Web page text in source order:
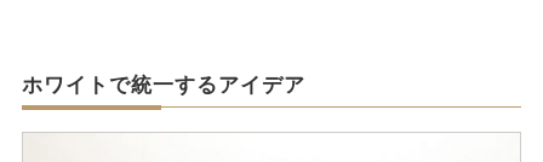
ホワイトで統一するアイデア